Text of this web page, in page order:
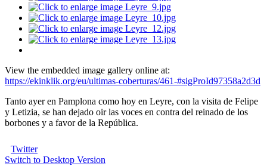
View the embedded image gallery online at:
https://ekinklik.org/eu/ultimas-coberturas/461-#sigProId97358a2d3d
Tanto ayer en Pamplona como hoy en Leyre, con la visita de Felipe
y Letizia, se han dejado oir las voces en contra del reinado de los
borbones y a favor de la República.
Twitter
Switch to Desktop Version